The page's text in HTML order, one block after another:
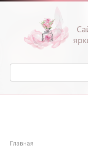
Перейти
Поиск:
Главная